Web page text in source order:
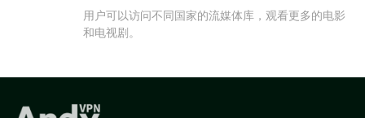
用户可以访问不同国家的流媒体库，观看更多的电影
和电视剧。